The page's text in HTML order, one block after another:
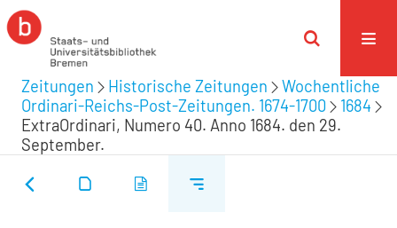
Zeitungen Historische Zeitungen
Wochentliche
Ordinari-Reichs-Post-Zeitungen. 1674-1700
1684
ExtraOrdinari, Numero 40. Anno 1684. den 29.
September.